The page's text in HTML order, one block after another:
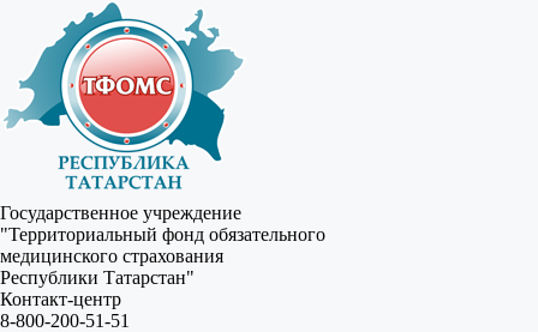
Государственное учреждение
"Территориальный фонд обязательного
медицинского страхования
Республики Татарстан"
Контакт-центр
8-800-200-51-51